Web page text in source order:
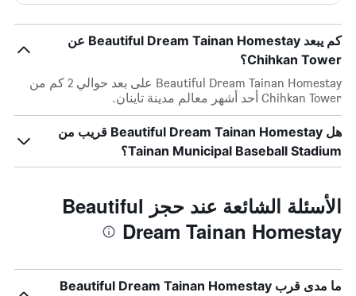
كم يبعد Beautiful Dream Tainan Homestay عن
Chihkan Tower؟
Beautiful Dream Tainan Homestay على بعد حوالي 2 كم من
Chihkan Tower أحد أشهر معالم مدينة تاينان.
هل Beautiful Dream Tainan Homestay قريب من
Tainan Municipal Baseball Stadium؟
الأسئلة الشائعة عند حجز Beautiful
Dream Tainan Homestay
ما مدى قرب Beautiful Dream Tainan Homestay